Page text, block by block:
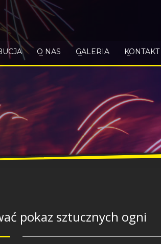
O NAS GALERIA KONTAKT
pokaz sztucznych ogni